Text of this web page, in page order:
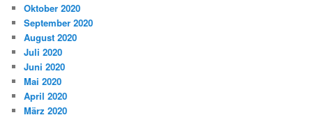
Oktober 2020
September 2020
August 2020
Juli 2020
Juni 2020
Mai 2020
April 2020
März 2020